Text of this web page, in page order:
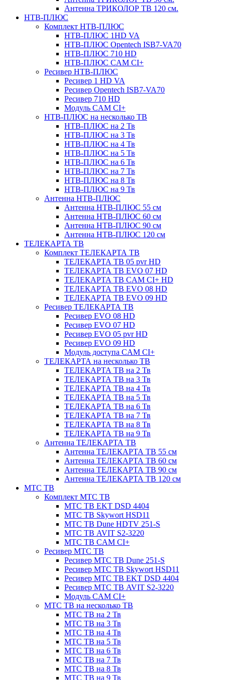
Антенна ТРИКОЛОР ТВ 120 см.
НТВ-ПЛЮС
Комплект НТВ-ПЛЮС
НТВ-ПЛЮС 1HD VA
НТВ-ПЛЮС Opentech ISB7-VA70
НТВ-ПЛЮС 710 HD
НТВ-ПЛЮС CAM CI+
Ресивер НТВ-ПЛЮС
Ресивер 1 HD VA
Ресивер Opentech ISB7-VA70
Ресивер 710 HD
Модуль CAM CI+
НТВ-ПЛЮС на несколько ТВ
НТВ-ПЛЮС на 2 Тв
НТВ-ПЛЮС на 3 Тв
НТВ-ПЛЮС на 4 Тв
НТВ-ПЛЮС на 5 Тв
НТВ-ПЛЮС на 6 Тв
НТВ-ПЛЮС на 7 Тв
НТВ-ПЛЮС на 8 Тв
НТВ-ПЛЮС на 9 Тв
Антенна НТВ-ПЛЮС
Антенна НТВ-ПЛЮС 55 см
Антенна НТВ-ПЛЮС 60 см
Антенна НТВ-ПЛЮС 90 см
Антенна НТВ-ПЛЮС 120 см
ТЕЛЕКАРТА ТВ
Комплект ТЕЛЕКАРТА ТВ
ТЕЛЕКАРТА ТВ 05 pvr HD
ТЕЛЕКАРТА ТВ EVO 07 HD
ТЕЛЕКАРТА ТВ CAM CI+ HD
ТЕЛЕКАРТА ТВ EVO 08 HD
ТЕЛЕКАРТА ТВ EVO 09 HD
Ресивер ТЕЛЕКАРТА ТВ
Ресивер EVO 08 HD
Ресивер EVO 07 HD
Ресивер EVO 05 pvr HD
Ресивер EVO 09 HD
Модуль доступа CAM CI+
ТЕЛЕКАРТА на несколько ТВ
ТЕЛЕКАРТА ТВ на 2 Тв
ТЕЛЕКАРТА ТВ на 3 Тв
ТЕЛЕКАРТА ТВ на 4 Тв
ТЕЛЕКАРТА ТВ на 5 Тв
ТЕЛЕКАРТА ТВ на 6 Тв
ТЕЛЕКАРТА ТВ на 7 Тв
ТЕЛЕКАРТА ТВ на 8 Тв
ТЕЛЕКАРТА ТВ на 9 Тв
Антенна ТЕЛЕКАРТА ТВ
Антенна ТЕЛЕКАРТА ТВ 55 см
Антенна ТЕЛЕКАРТА ТВ 60 см
Антенна ТЕЛЕКАРТА ТВ 90 см
Антенна ТЕЛЕКАРТА ТВ 120 см
МТС ТВ
Комплект МТС ТВ
МТС ТВ EKT DSD 4404
МТС ТВ Skywort HSD11
МТС ТВ Dune HDTV 251-S
МТС ТВ AVIT S2-3220
МТС ТВ CAM CI+
Ресивер МТС ТВ
Ресивер МТС ТВ Dune 251-S
Ресивер МТС ТВ Skywort HSD11
Ресивер МТС ТВ EKT DSD 4404
Ресивер МТС ТВ AVIT S2-3220
Модуль CAM CI+
МТС ТВ на несколько ТВ
МТС ТВ на 2 Тв
МТС ТВ на 3 Тв
МТС ТВ на 4 Тв
МТС ТВ на 5 Тв
МТС ТВ на 6 Тв
МТС ТВ на 7 Тв
МТС ТВ на 8 Тв
МТС ТВ на 9 Тв